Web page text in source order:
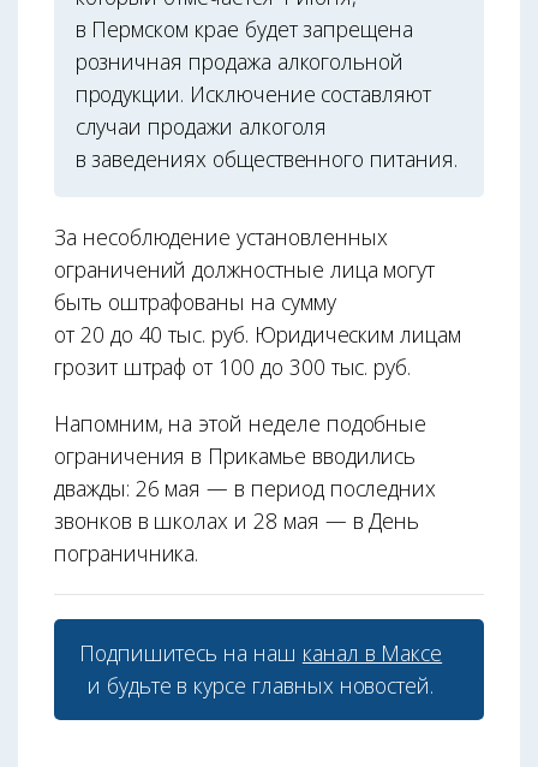
в Пермском крае будет запрещена
розничная продажа алкогольной
продукции. Исключение составляют
случаи продажи алкоголя
в заведениях общественного питания.
За несоблюдение установленных
ограничений должностные лица могут
быть оштрафованы на сумму
от 20 до 40 тыс. руб. Юридическим лицам
грозит штраф от 100 до 300 тыс. руб.
Напомним, на этой неделе подобные
ограничения в Прикамье вводились
дважды: 26 мая — в период последних
звонков в школах и 28 мая — в День
пограничника.
Подпишитесь на наш канал в Максе
и будьте в курсе главных новостей.